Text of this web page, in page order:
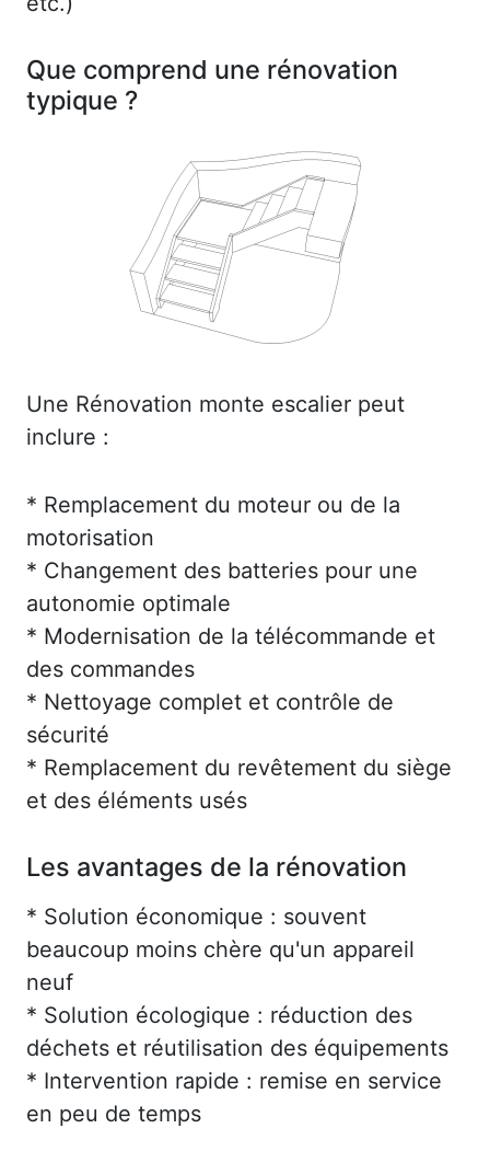
Que comprend une rénovation
typique ?
Une Rénovation monte escalier peut
inclure :
* Remplacement du moteur ou de la
motorisation
* Changement des batteries pour une
autonomie optimale
* Modernisation de la télécommande et
des commandes
* Nettoyage complet et contrôle de
sécurité
* Remplacement du revêtement du siège
et des éléments usés
Les avantages de la rénovation
* Solution économique : souvent
beaucoup moins chère qu'un appareil
neuf
* Solution écologique : réduction des
déchets et réutilisation des équipements
* Intervention rapide : remise en service
en peu de temps